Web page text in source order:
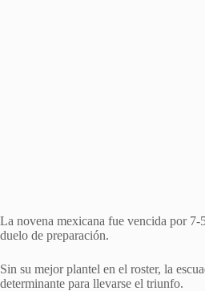
La novena mexicana fue vencida por 7-
duelo de preparación.
Sin su mejor plantel en el roster, la
determinante para llevarse el triunfo.